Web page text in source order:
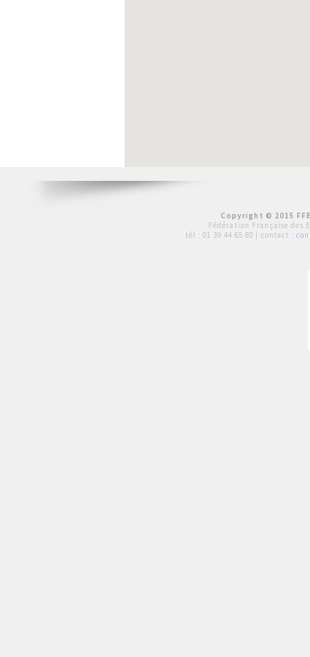
Copyright © 2015
Fédération Française des
tél : 01 39 44 65 80 | contact :